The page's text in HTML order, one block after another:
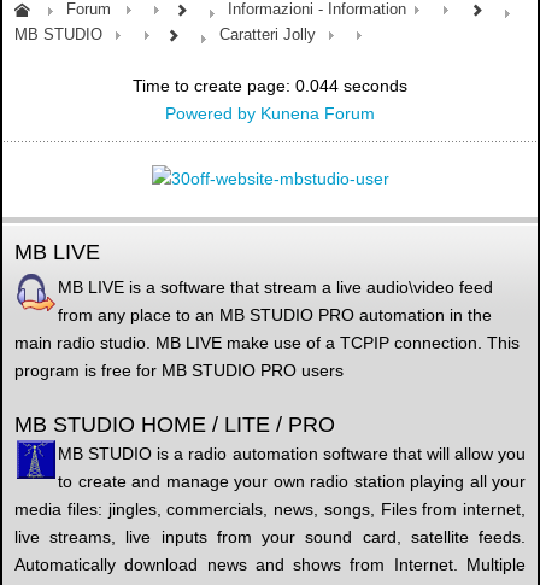
Forum
Informazioni - Information
MB STUDIO
Caratteri Jolly
Time to create page: 0.044 seconds
Powered by Kunena Forum
MB LIVE
MB LIVE is a software that stream a live audio\video feed
from any place to an MB STUDIO PRO automation in the
main radio studio. MB LIVE make use of a TCPIP connection. This
program is free for MB STUDIO PRO users
MB STUDIO HOME / LITE / PRO
MB STUDIO is a radio automation software that will allow you
to create and manage your own radio station playing all your
media files: jingles, commercials, news, songs, Files from internet,
live streams, live inputs from your sound card, satellite feeds.
Automatically download news and shows from Internet. Multiple